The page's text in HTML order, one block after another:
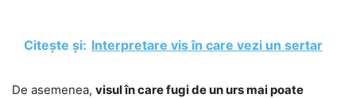
Citește și: Interpretare vis în care vezi un sertar
De asemenea, visul în care fugi de un urs mai poate